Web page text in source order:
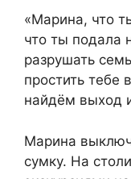
«Марина, что
что ты подала
разрушать
простить тебе
найдём выход
Марина
сумку. На